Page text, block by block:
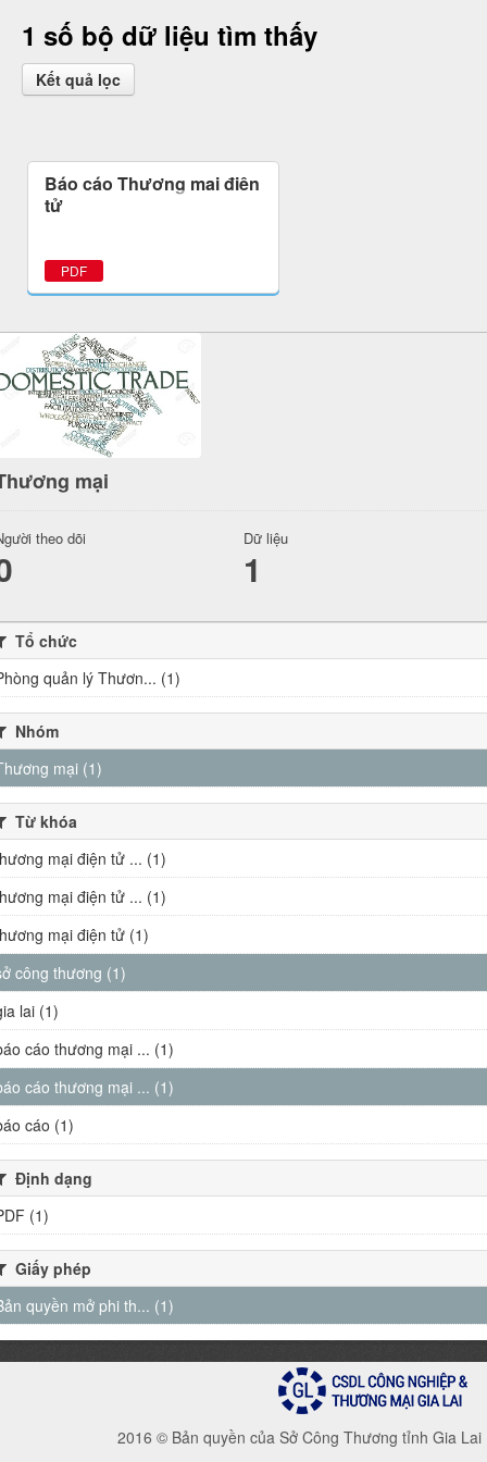
1 số bộ dữ liệu tìm thấy
Kết quả lọc
Báo cáo Thương mại điện
tử
PDF
mại
theo dõi Dữ liệu
1
Tổ chức
quản lý Thươn... (1)
Nhóm
mại (1)
Từ khóa
mại điện tử ... (1)
mại điện tử ... (1)
mại điện tử (1)
công thương (1)
lai (1)
cáo thương mại ... (1)
cáo thương mại ... (1)
cáo (1)
Định dạng
(1)
Giấy phép
quyền mở phi th... (1)
2016 © Bản quyền của Sở Công Thương tỉnh Gia Lai